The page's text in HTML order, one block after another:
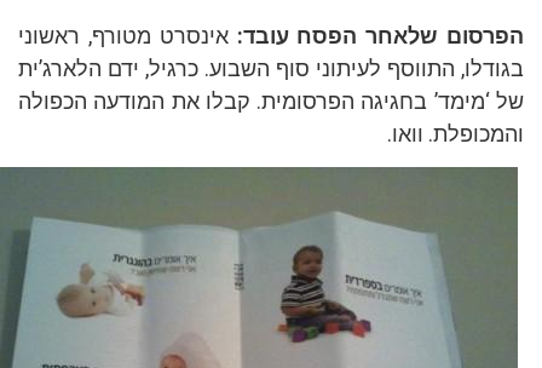
שלאחר הפסח עובד:אינסרט מטורף, ראשוני
התווסף לעיתוני סוף השבוע. כרגיל, ידם הלארג’ית
בחגיגה הפרסומית. קבלו את המודעה הכפולה
וואו.